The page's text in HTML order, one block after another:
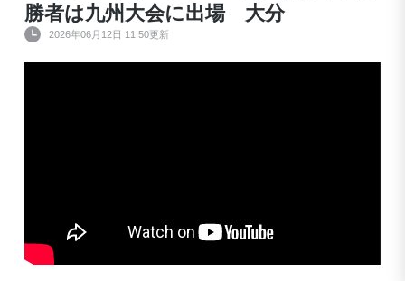
勝者は九州大会に出場 大分
2026年06月12日 11:50更新